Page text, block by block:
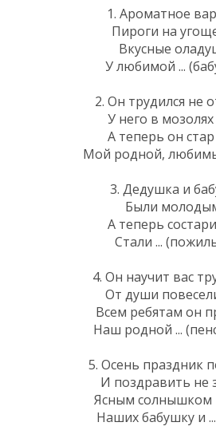
1. Ароматное
Пироги на
Вкусные
У любимой ...
2. Он трудился не
У него в
А теперь он
Мой родной,
3. Дедушка и
Были
А теперь
Стали ...
4. Он научит вас
От души
Всем ребятам он
Наш родной ...
5. Осень праздник
И поздравить не
Ясным солнышком
Наших бабушку и